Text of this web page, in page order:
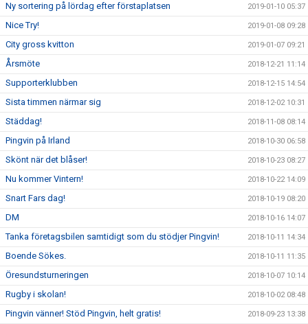
Ny sortering på lördag efter förstaplatsen 2019-01-10 05:37
Nice Try! 2019-01-08 09:28
City gross kvitton 2019-01-07 09:21
Årsmöte 2018-12-21 11:14
Supporterklubben 2018-12-15 14:54
Sista timmen närmar sig 2018-12-02 10:31
Städdag! 2018-11-08 08:14
Pingvin på Irland 2018-10-30 06:58
Skönt när det blåser! 2018-10-23 08:27
Nu kommer Vintern! 2018-10-22 14:09
Snart Fars dag! 2018-10-19 08:20
DM 2018-10-16 14:07
Tanka företagsbilen samtidigt som du stödjer Pingvin! 2018-10-11 14:34
Boende Sökes. 2018-10-11 11:35
Öresundsturneringen 2018-10-07 10:14
Rugby i skolan! 2018-10-02 08:48
Pingvin vänner! Stöd Pingvin, helt gratis! 2018-09-23 13:38